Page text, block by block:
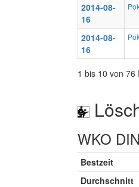
2014-08-
16
2014-08-
16
1 bis 10 von 76
WKO
Bestzeit
Durchschnitt